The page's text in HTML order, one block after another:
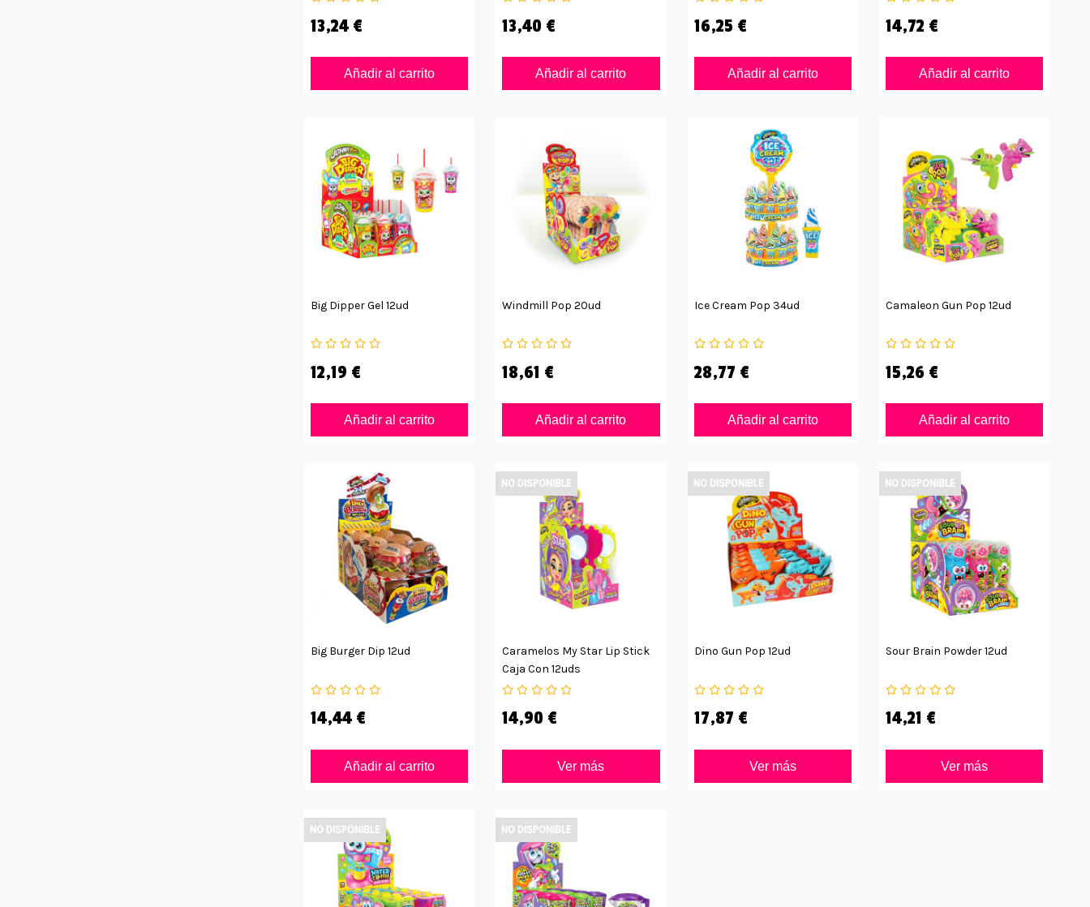
13,24 €
Añadir al carrito
13,40 €
Añadir al carrito
16,25 €
Añadir al carrito
14,72 €
Añadir al carrito
Big Dipper Gel 12ud
12,19 €
Añadir al carrito
Windmill Pop 20ud
18,61 €
Añadir al carrito
Ice Cream Pop 34ud
28,77 €
Añadir al carrito
Camaleon Gun Pop 12ud
15,26 €
Añadir al carrito
Big Burger Dip 12ud
14,44 €
Añadir al carrito
Caramelos My Star Lip Stick
Caja Con 12uds
14,90 €
Ver más
NO DISPONIBLE
Dino Gun Pop 12ud
17,87 €
Ver más
NO DISPONIBLE
Sour Brain Powder 12ud
14,21 €
Ver más
NO DISPONIBLE
NO DISPONIBLE NO DISPONIBLE